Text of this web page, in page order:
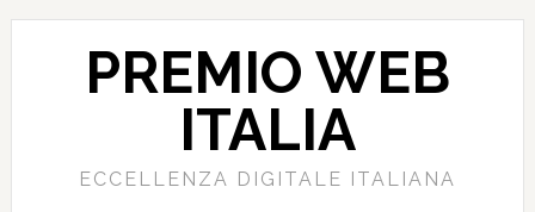
PREMIO WEB
ITALIA
ECCELLENZA DIGITALE ITALIANA